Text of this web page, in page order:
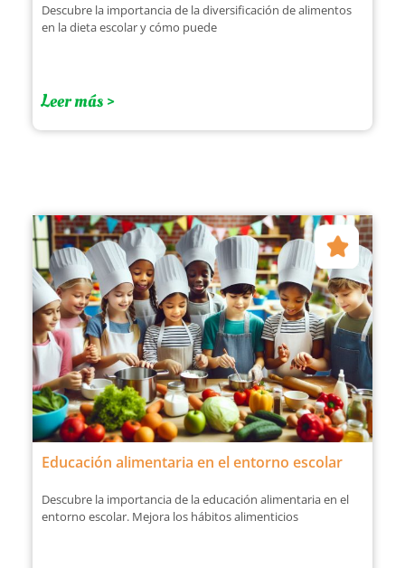
Descubre la importancia de la diversificación de alimentos
en la dieta escolar y cómo puede
Leer más >
Educación alimentaria en el entorno escolar
Descubre la importancia de la educación alimentaria en el
entorno escolar. Mejora los hábitos alimenticios